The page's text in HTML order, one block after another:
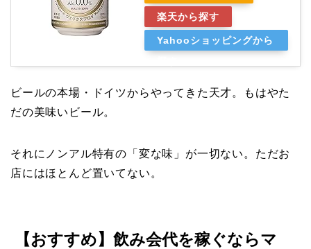
楽天から探す
Yahooショッピングから
ビールの本場・ドイツからやってきた天才。もはやた
だの美味いビール。
それにノンアル特有の「変な味」が一切ない。ただお
店にはほとんど置いてない。
【おすすめ】飲み会代を稼ぐならマ